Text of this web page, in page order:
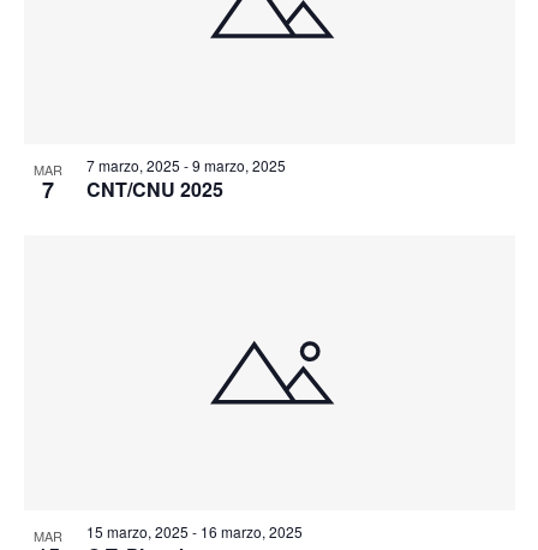
MAR
7
7 marzo, 2025 -9 marzo, 2025
CNT/CNU 2025
MAR 15 marzo, 2025 - 16 marzo, 2025